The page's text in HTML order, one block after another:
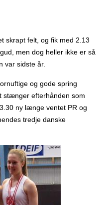
skrapt felt, og fik med 2.13
men dog heller ikke er så
var sidste år.
og gode spring
stænger efterhånden som
ny længe ventet PR og
tredje danske